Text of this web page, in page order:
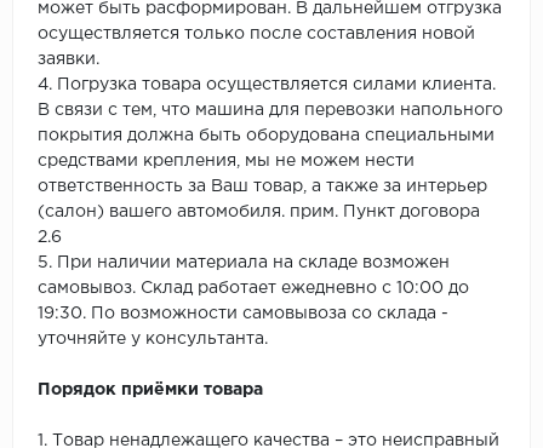
может быть расформирован. В дальнейшем отгрузка
осуществляется только после составления новой
заявки.
4. Погрузка товара осуществляется силами клиента.
В связи с тем, что машина для перевозки напольного
покрытия должна быть оборудована специальными
средствами крепления, мы не можем нести
ответственность за Ваш товар, а также за интерьер
(салон) вашего автомобиля. прим. Пункт договора
2.6
5. При наличии материала на складе возможен
самовывоз. Склад работает ежедневно с 10:00 до
19:30. По возможности самовывоза со склада -
уточняйте у консультанта.
Порядок приёмки товара
1. Товар ненадлежащего качества – это неисправный